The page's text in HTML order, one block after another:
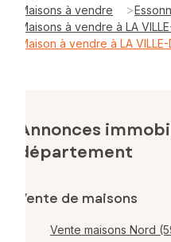
Maisons à vendre >
Maisons à vendre à LA
Maison à vendre à LA
Annonces
département
Vente de maisons
Vente maisons Nord